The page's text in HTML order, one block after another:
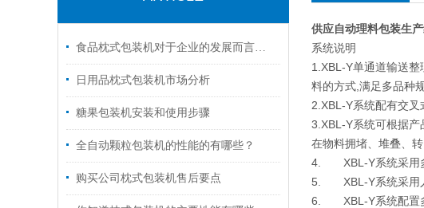
食品枕式包装机对于企业的发展而言是至关重要的
日用品枕式包装机市场分析
糖果包装机安装和使用步骤
全自动颗粒包装机的性能的有哪些？
购买公司枕式包装机售后要点
供应自动理料包装生
系统说明
1.XBL-Y单通道输送
料的方式,满足多品种
2.XBL-Y系统配有交
3.XBL-Y系统可根据
在物料拥堵、堆叠、
4. XBL-Y系统采用多
5. XBL-Y系统采用人
6. XBL-Y系统配置多